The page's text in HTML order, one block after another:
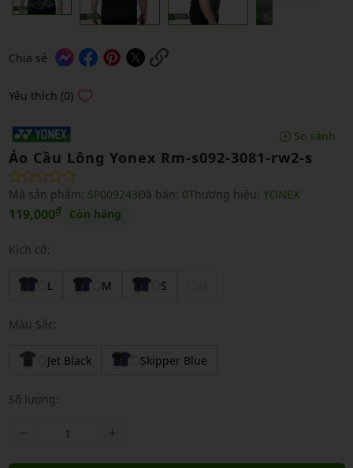
Chia sẻ
Yêu thích (0)
So sánh
Áo Cầu Lông Yonex Rm-s092-3081-rw2-s
Mã sản phẩm: SP009243Đã bán: 0Thương hiệu: YONEX
119,000₫ Còn hàng
Kích cỡ:
L M S
Màu Sắc:
Jet Black Skipper Blue
Số lượng: